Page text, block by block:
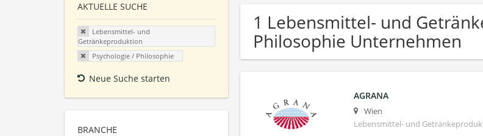
AKTUELLE SUCHE
Lebensmittel- und
Getränkeproduktion
Psychologie / Philosophie
Neue Suche starten
BRANCHE
1 Lebensmittel- und
Philosophie Unternehmen
AGRANA
Wien
Lebensmittel- und